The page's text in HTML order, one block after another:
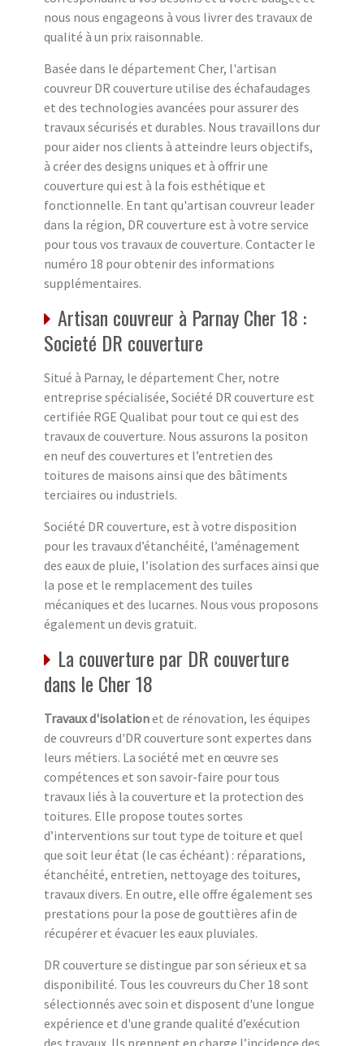
nous nous engageons à vous livrer des travaux de
qualité à un prix raisonnable.
Basée dans le département Cher, l'artisan
couvreur DR couverture utilise des échafaudages
et des technologies avancées pour assurer des
travaux sécurisés et durables. Nous travaillons dur
pour aider nos clients à atteindre leurs objectifs,
à créer des designs uniques et à offrir une
couverture qui est à la fois esthétique et
fonctionnelle. En tant qu'artisan couvreur leader
dans la région, DR couverture est à votre service
pour tous vos travaux de couverture. Contacter le
numéro 18 pour obtenir des informations
supplémentaires.
Artisan couvreur à Parnay Cher 18 :
Societé DR couverture
Situé à Parnay, le département Cher, notre
entreprise spécialisée, Société DR couverture est
certifiée RGE Qualibat pour tout ce qui est des
travaux de couverture. Nous assurons la positon
en neuf des couvertures et l’entretien des
toitures de maisons ainsi que des bâtiments
terciaires ou industriels.
Société DR couverture, est à votre disposition
pour les travaux d’étanchéité, l’aménagement
des eaux de pluie, l’isolation des surfaces ainsi que
la pose et le remplacement des tuiles
mécaniques et des lucarnes. Nous vous proposons
également un devis gratuit.
La couverture par DR couverture
dans le Cher 18
Travaux d'isolationet de rénovation, les équipes
de couvreurs d'DR couverture sont expertes dans
leurs métiers. La société met en œuvre ses
compétences et son savoir-faire pour tous
travaux liés à la couverture et la protection des
toitures. Elle propose toutes sortes
d’interventions sur tout type de toiture et quel
que soit leur état (le cas échéant) : réparations,
étanchéité, entretien, nettoyage des toitures,
travaux divers. En outre, elle offre également ses
prestations pour la pose de gouttières afin de
récupérer et évacuer les eaux pluviales.
DR couverture se distingue par son sérieux et sa
disponibilité. Tous les couvreurs du Cher 18 sont
sélectionnés avec soin et disposent d'une longue
expérience et d'une grande qualité d’exécution
des travaux. Ils prennent en charge l’incidence des